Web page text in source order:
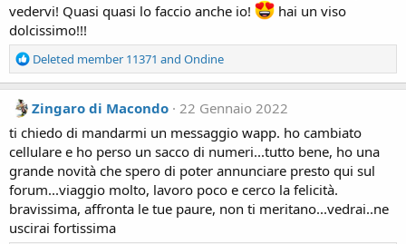
n
s
:
vedervi! Quasi quasi lo faccio anche io!
hai un viso
dolcissimo!!!
R
e
a
c
i
o
n
s
:
Deleted member 11371 and Ondine
Zingaro di Macondo 22 Gennaio 2022
ti chiedo di mandarmi un messaggio wapp. ho cambiato
cellulare e ho perso un sacco di numeri...tutto bene, ho una
grande novità che spero di poter annunciare presto qui sul
forum...viaggio molto, lavoro poco e cerco la felicità.
bravissima, affronta le tue paure, non ti meritano...vedrai..ne
uscirai fortissima